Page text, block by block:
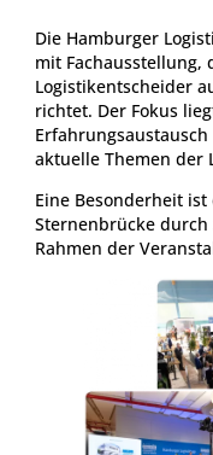
Die Hamburger
mit
Logistikentscheider
richtet. Der Fokus
aktuelle Themen der
Eine Besonderheit
Sternenbrücke
Rahmen der